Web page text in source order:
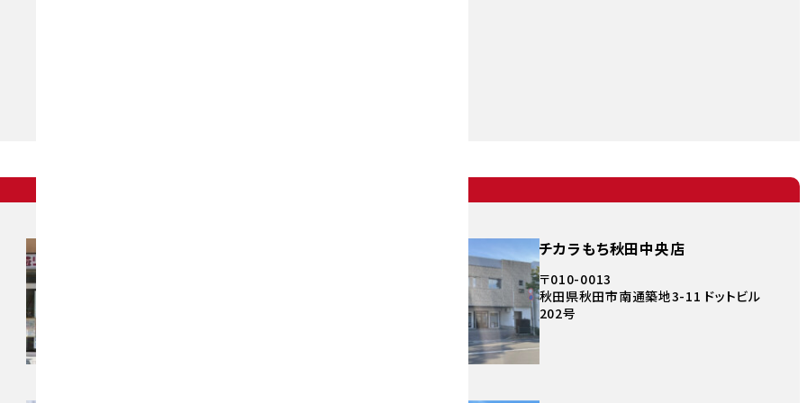
チカラもち秋田中央店
〒010-0013
秋田県秋田市南通築地3-11 ドットビル
202号